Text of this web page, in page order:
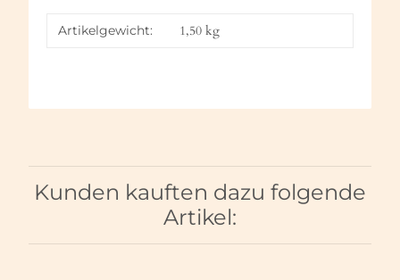
Artikelgewicht: 1,50 kg
Kunden kauften dazu folgende
Artikel: